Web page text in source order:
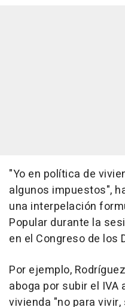
"Yo en política de
algunos impuestos",
una interpelación
Popular durante la
en el Congreso de los
Por ejemplo,
aboga por subir el
vivienda "no para